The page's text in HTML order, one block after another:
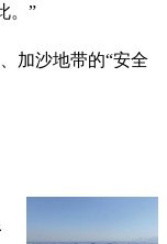
。”
加沙地带的“安全